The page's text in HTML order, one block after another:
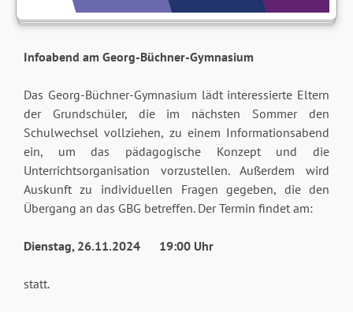
Infoabend am Georg-Büchner-Gymnasium
Das Georg-Büchner-Gymnasium lädt interessierte Eltern
der Grundschüler, die im nächsten Sommer den
Schulwechsel vollziehen, zu einem Informationsabend
ein, um das pädagogische Konzept und die
Unterrichtsorganisation vorzustellen. Außerdem wird
Auskunft zu individuellen Fragen gegeben, die den
Übergang an das GBG betreffen. Der Termin findet am:
Dienstag, 26.11.2024 19:00 Uhr
statt.